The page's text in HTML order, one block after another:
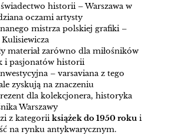
historii – Warszawa w
oczami artysty
mistrza polskiej grafiki –
Kulisiewicza
materiał zarówno dla miłośników
i pasjonatów historii
– varsaviana z tego
zyskują na znaczeniu
dla kolekcjonera, historyka
Warszawy
z kategoriiksiążek do 1950 roku i
na rynku antykwarycznym.